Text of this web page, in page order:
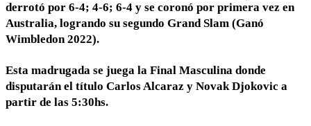
derrotó por 6-4; 4-6; 6-4 y se coronó por primera vez en
Australia, logrando su segundo Grand Slam (Ganó
Wimbledon 2022).
Esta madrugada se juega la Final Masculina donde
disputarán el título Carlos Alcaraz y Novak Djokovic a
partir de las 5:30hs.